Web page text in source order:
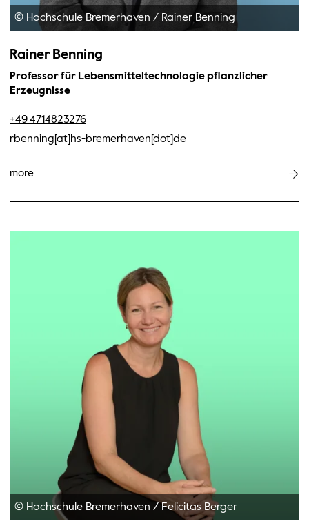
© Hochschule Bremerhaven / Rainer Benning
Rainer Benning
Professor für Lebensmitteltechnologie pflanzlicher
Erzeugnisse
+49 4714823276
rbenning[at]hs-bremerhaven[dot]de
more
© Hochschule Bremerhaven / Felicitas Berger